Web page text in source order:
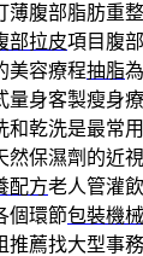
薄腹部脂肪重
部拉皮項目腹
美容療程抽脂
量身客製瘦身
和乾洗是最常
然保濕劑的近
配方老人管灌
個環節包裝機械
推薦找大型事